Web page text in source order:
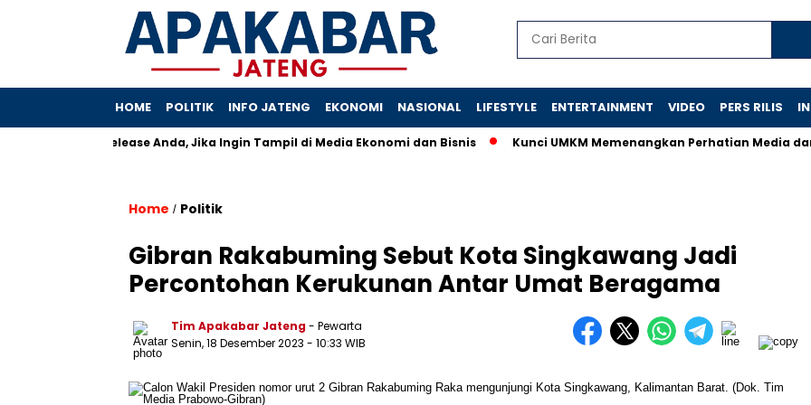
HOME POLITIK INFO JATENG EKONOMI NASIONAL LIFESTYLE ENTERTAINMENT VIDEO PERS RILIS
Press Release Anda, Jika Ingin Tampil di Media Ekonomi dan Bisnis Kunci UMKM Memenangkan Perhatian Media dan
Home / Politik
Gibran Rakabuming Sebut Kota Singkawang Jadi
Percontohan Kerukunan Antar Umat Beragama
Tim Apakabar Jateng- Pewarta
Senin, 18 Desember 2023 - 10:33 WIB